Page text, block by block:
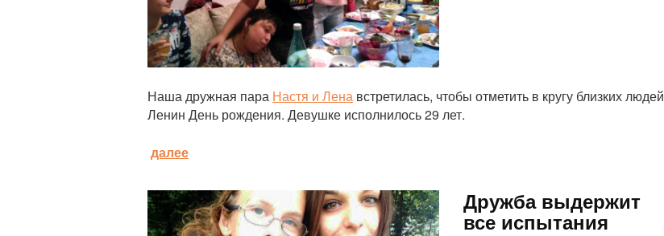
Наша дружная пара Настя и Лена встретилась, чтобы отметить в кругу близких людей
Ленин День рождения. Девушке исполнилось 29 лет.
далее
Статья Дружба выдержит
все испытания